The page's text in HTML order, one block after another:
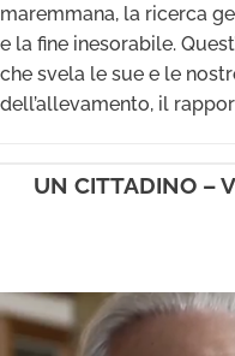
maremmana, la ricerca
e la fine inesorabile.
che svela le sue e le
dell’allevamento, il
UN CITTADINO –